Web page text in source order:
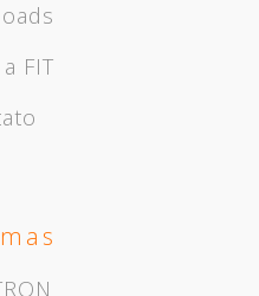
FIT